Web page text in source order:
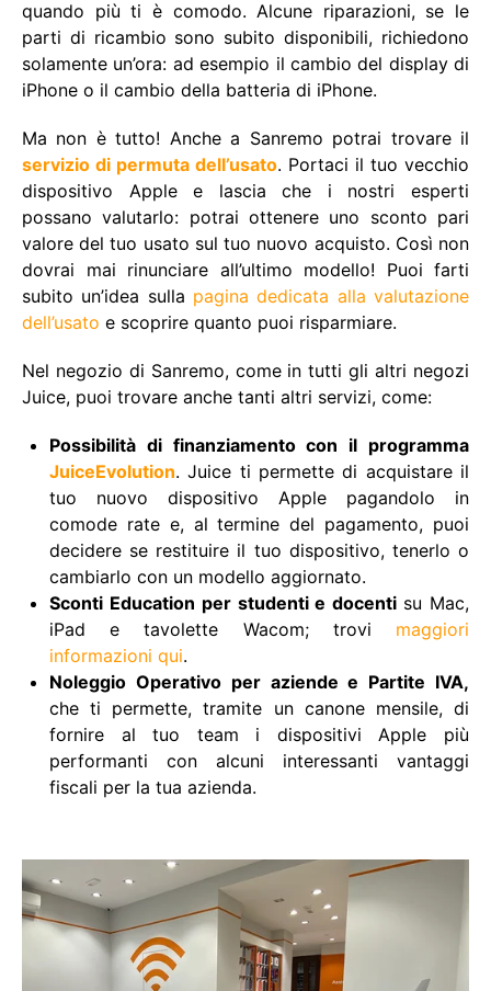
quando più ti è comodo. Alcune riparazioni, se le
parti di ricambio sono subito disponibili, richiedono
solamente un’ora: ad esempio il cambio del display di
iPhone o il cambio della batteria di iPhone.
Ma non è tutto! Anche a Sanremo potrai trovare il
servizio di permuta dell’usato. Portaci il tuo vecchio
dispositivo Apple e lascia che i nostri esperti
possano valutarlo: potrai ottenere uno sconto pari
valore del tuo usato sul tuo nuovo acquisto. Così non
dovrai mai rinunciare all’ultimo modello! Puoi farti
subito un’idea sulla pagina dedicata alla valutazione
dell’usato e scoprire quanto puoi risparmiare.
Nel negozio di Sanremo, come in tutti gli altri negozi
Juice, puoi trovare anche tanti altri servizi, come:
Possibilità di finanziamento con il programma
JuiceEvolution. Juice ti permette di acquistare il
tuo nuovo dispositivo Apple pagandolo in
comode rate e, al termine del pagamento, puoi
decidere se restituire il tuo dispositivo, tenerlo o
cambiarlo con un modello aggiornato.
Sconti Education per studenti e docenti su Mac,
iPad e tavolette Wacom; trovi maggiori
informazioni qui.
Noleggio Operativo per aziende e Partite IVA,
che ti permette, tramite un canone mensile, di
fornire al tuo team i dispositivi Apple più
performanti con alcuni interessanti vantaggi
fiscali per la tua azienda.